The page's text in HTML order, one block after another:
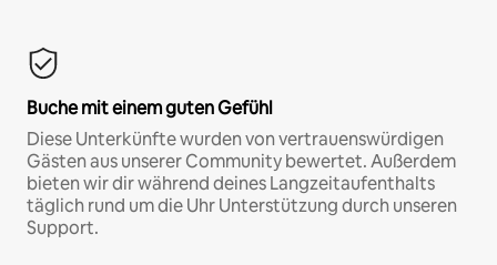
Buche mit einem guten Gefühl
Diese Unterkünfte wurden von vertrauenswürdigen
Gästen aus unserer Community bewertet. Außerdem
bieten wir dir während deines Langzeitaufenthalts
täglich rund um die Uhr Unterstützung durch unseren
Support.